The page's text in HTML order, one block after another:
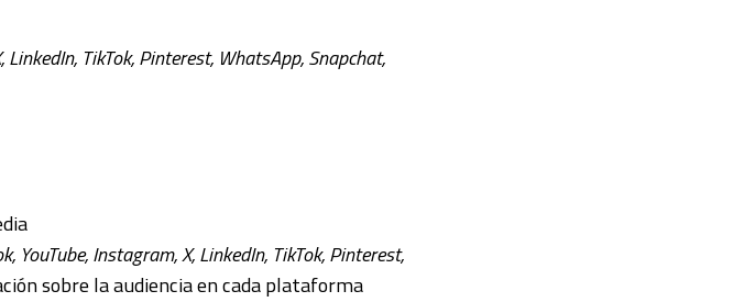
LinkedIn, TikTok, Pinterest, WhatsApp, Snapchat,
YouTube, Instagram, X, LinkedIn, TikTok, Pinterest,
sobre la audiencia en cada plataforma